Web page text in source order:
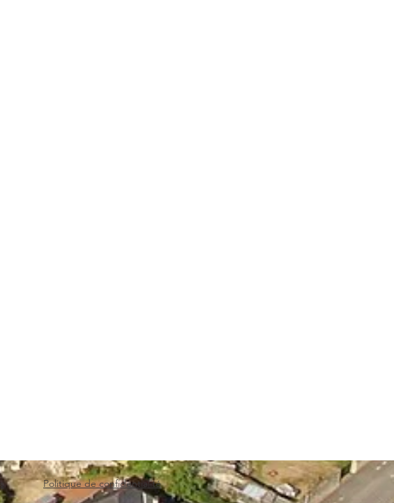
Politique de confidentialité